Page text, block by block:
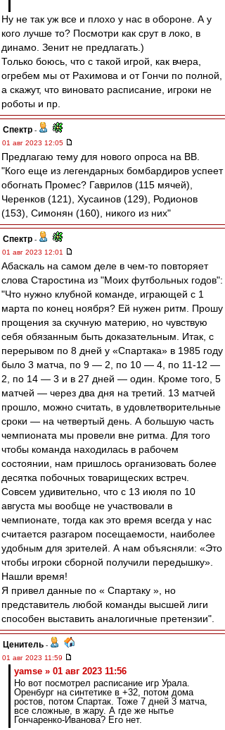
Ну не так уж все и плохо у нас в обороне. А у
кого лучше то? Посмотри как срут в локо, в
динамо. Зенит не предлагать.)
Только боюсь, что с такой игрой, как вчера,
огребем мы от Рахимова и от Гончи по полной,
а скажут, что виновато расписание, игроки не
роботы и пр.
Спектр -
01 авг 2023 12:05
Предлагаю тему для нового опроса на ВВ.
"Кого еще из легендарных бомбардиров успеет
обогнать Промес? Гаврилов (115 мячей),
Черенков (121), Хусаинов (129), Родионов
(153), Симонян (160), никого из них"
Спектр -
01 авг 2023 12:01
Абаскаль на самом деле в чем-то повторяет
слова Старостина из "Моих футбольных годов":
"Что нужно клубной команде, играющей с 1
марта по конец ноября? Ей нужен ритм. Прошу
прощения за скучную материю, но чувствую
себя обязанным быть доказательным. Итак, с
перерывом по 8 дней у «Спартака» в 1985 году
было 3 матча, по 9 — 2, по 10 — 4, по 11-12 —
2, по 14 — 3 и в 27 дней — один. Кроме того, 5
матчей — через два дня на третий. 13 матчей
прошло, можно считать, в удовлетворительные
сроки — на четвертый день. А большую часть
чемпионата мы провели вне ритма. Для того
чтобы команда находилась в рабочем
состоянии, нам пришлось организовать более
десятка побочных товарищеских встреч.
Совсем удивительно, что с 13 июля по 10
августа мы вообще не участвовали в
чемпионате, тогда как это время всегда у нас
считается разгаром посещаемости, наиболее
удобным для зрителей. А нам объясняли: «Это
чтобы игроки сборной получили передышку».
Нашли время!
Я привел данные по « Спартаку », но
представитель любой команды высшей лиги
способен выставить аналогичные претензии".
Ценитель -
01 авг 2023 11:59
yamse » 01 авг 2023 11:56
Но вот посмотрел расписание игр Урала.
Оренбург на синтетике в +32, потом дома
ростов, потом Спартак. Тоже 7 дней 3 матча,
все сложные, в жару. А где же нытье
Гончаренко-Иванова? Его нет.